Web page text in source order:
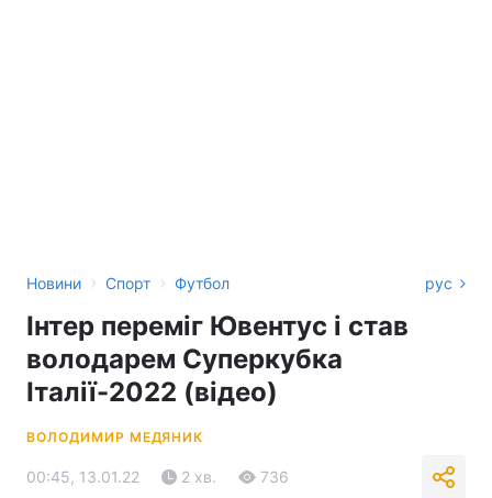
Новини › Спорт › Футбол рус
Інтер переміг Ювентус і став
володарем Суперкубка
Італії-2022 (відео)
ВОЛОДИМИР МЕДЯНИК
00:45, 13.01.22 2 хв. 736